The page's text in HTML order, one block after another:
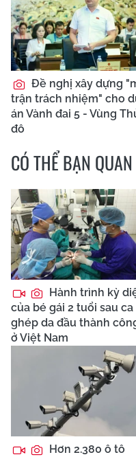
Đề nghị xây dựng
trận trách nhiệm" cho
án Vành đai 5 - Vùng
đô
CÓ THỂ BẠN
Hành trình kỳ
của bé gái 2 tuổi sau ca
ghép da đầu thành
ở Việt Nam
Hơn 2.380 ô tô